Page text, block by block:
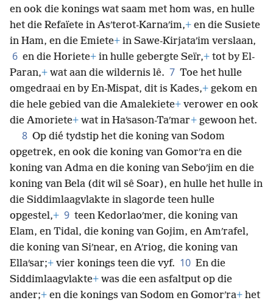
en ook die konings wat saam met hom was, en hulle
het die Refaïete in Asʹterot-Karnaʹim,+ en die Susiete
in Ham, en die Emiete+ in Sawe-Kirjataʹim verslaan,
6 en die Horiete+ in hulle gebergte Seïr,+ tot by El-
Paran,+ wat aan die wildernis lê. 7 Toe het hulle
omgedraai en by En-Mispat, dit is Kades,+ gekom en
die hele gebied van die Amalekiete+ verower en ook
die Amoriete+ wat in Haʹsason-Taʹmar+ gewoon het.
8 Op dié tydstip het die koning van Sodom
opgetrek, en ook die koning van Gomorʹra en die
koning van Adma en die koning van Seboʹjim en die
koning van Bela (dit wil sê Soar), en hulle het hulle in
die Siddimlaagvlakte in slagorde teen hulle
opgestel,+ 9 teen Kedorlaoʹmer, die koning van
Elam, en Tidal, die koning van Gojim, en Amʹrafel,
die koning van Siʹnear, en Aʹriog, die koning van
Ellaʹsar;+ vier konings teen die vyf. 10 En die
Siddimlaagvlakte+ was die een asfaltput op die
ander;+ en die konings van Sodom en Gomorʹra+ het